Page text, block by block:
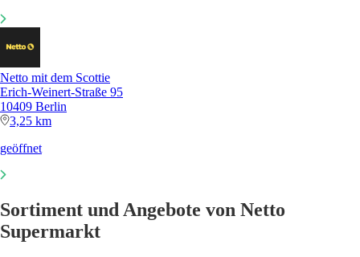
Netto mit dem Scottie
Erich-Weinert-Straße 95
10409 Berlin
3,25 km
geöffnet
Sortiment und Angebote von Netto
Supermarkt